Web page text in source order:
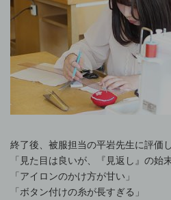
終了後、被服担当の平岩先生に評価
「見た目は良いが、『見返し』の始
「アイロンのかけ方が甘い」
「ボタン付けの糸が長すぎる」